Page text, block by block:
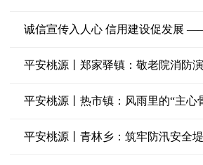
诚信宣传入人心 信用建设促发展
平安桃源丨郑家驿镇：敬老院消防
平安桃源丨热市镇：风雨里的“主心
平安桃源丨青林乡：筑牢防汛安全